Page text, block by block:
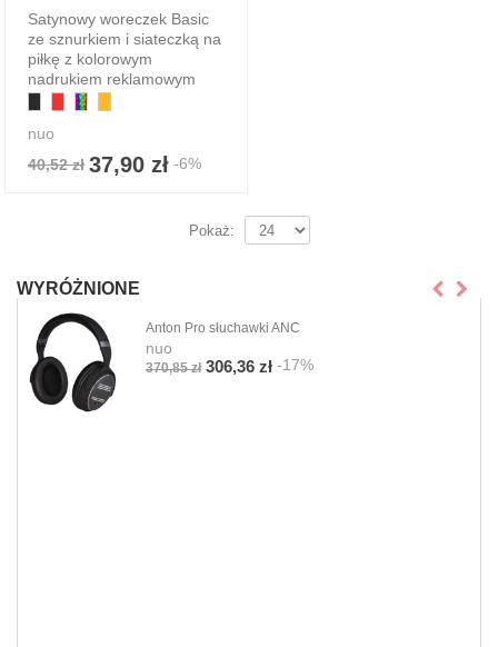
Satynowy woreczek Basic
ze sznurkiem i siateczką na
piłkę z kolorowym
nadrukiem reklamowym
nuo
40,52 zł 37,90 zł -6%
Pokaż:
WYRÓŻNIONE
Anton Pro słuchawki ANC
nuo
370,85 zł 306,36 zł -17%